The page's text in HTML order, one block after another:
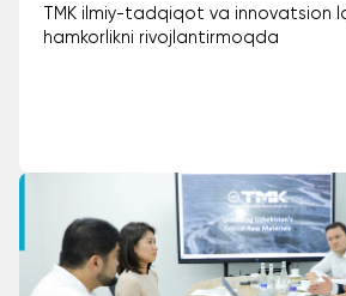
TMK ilmiy-tadqiqot va innovatsion
hamkorlikni rivojlantirmoqda